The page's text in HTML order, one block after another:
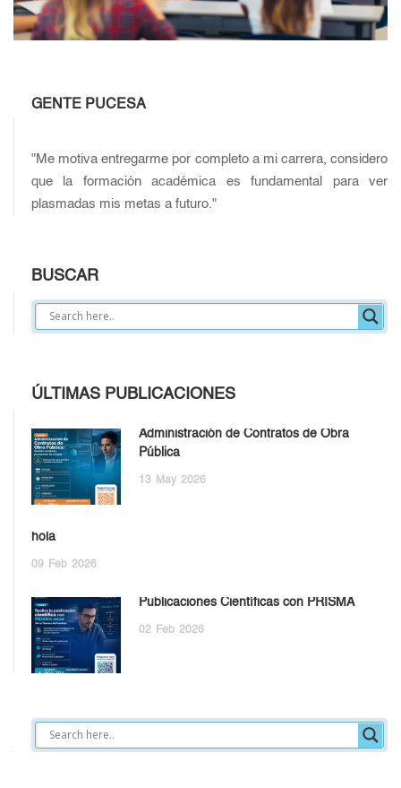
GENTE PUCESA
"Me motiva entregarme por completo a mi carrera, considero
que la formación académica es fundamental para ver
plasmadas mis metas a futuro."
BUSCAR
ÚLTIMAS PUBLICACIONES
Administración de Contratos de Obra
Pública
13 May 2026
hola
09 Feb 2026
Publicaciones Científicas con PRISMA
02 Feb 2026